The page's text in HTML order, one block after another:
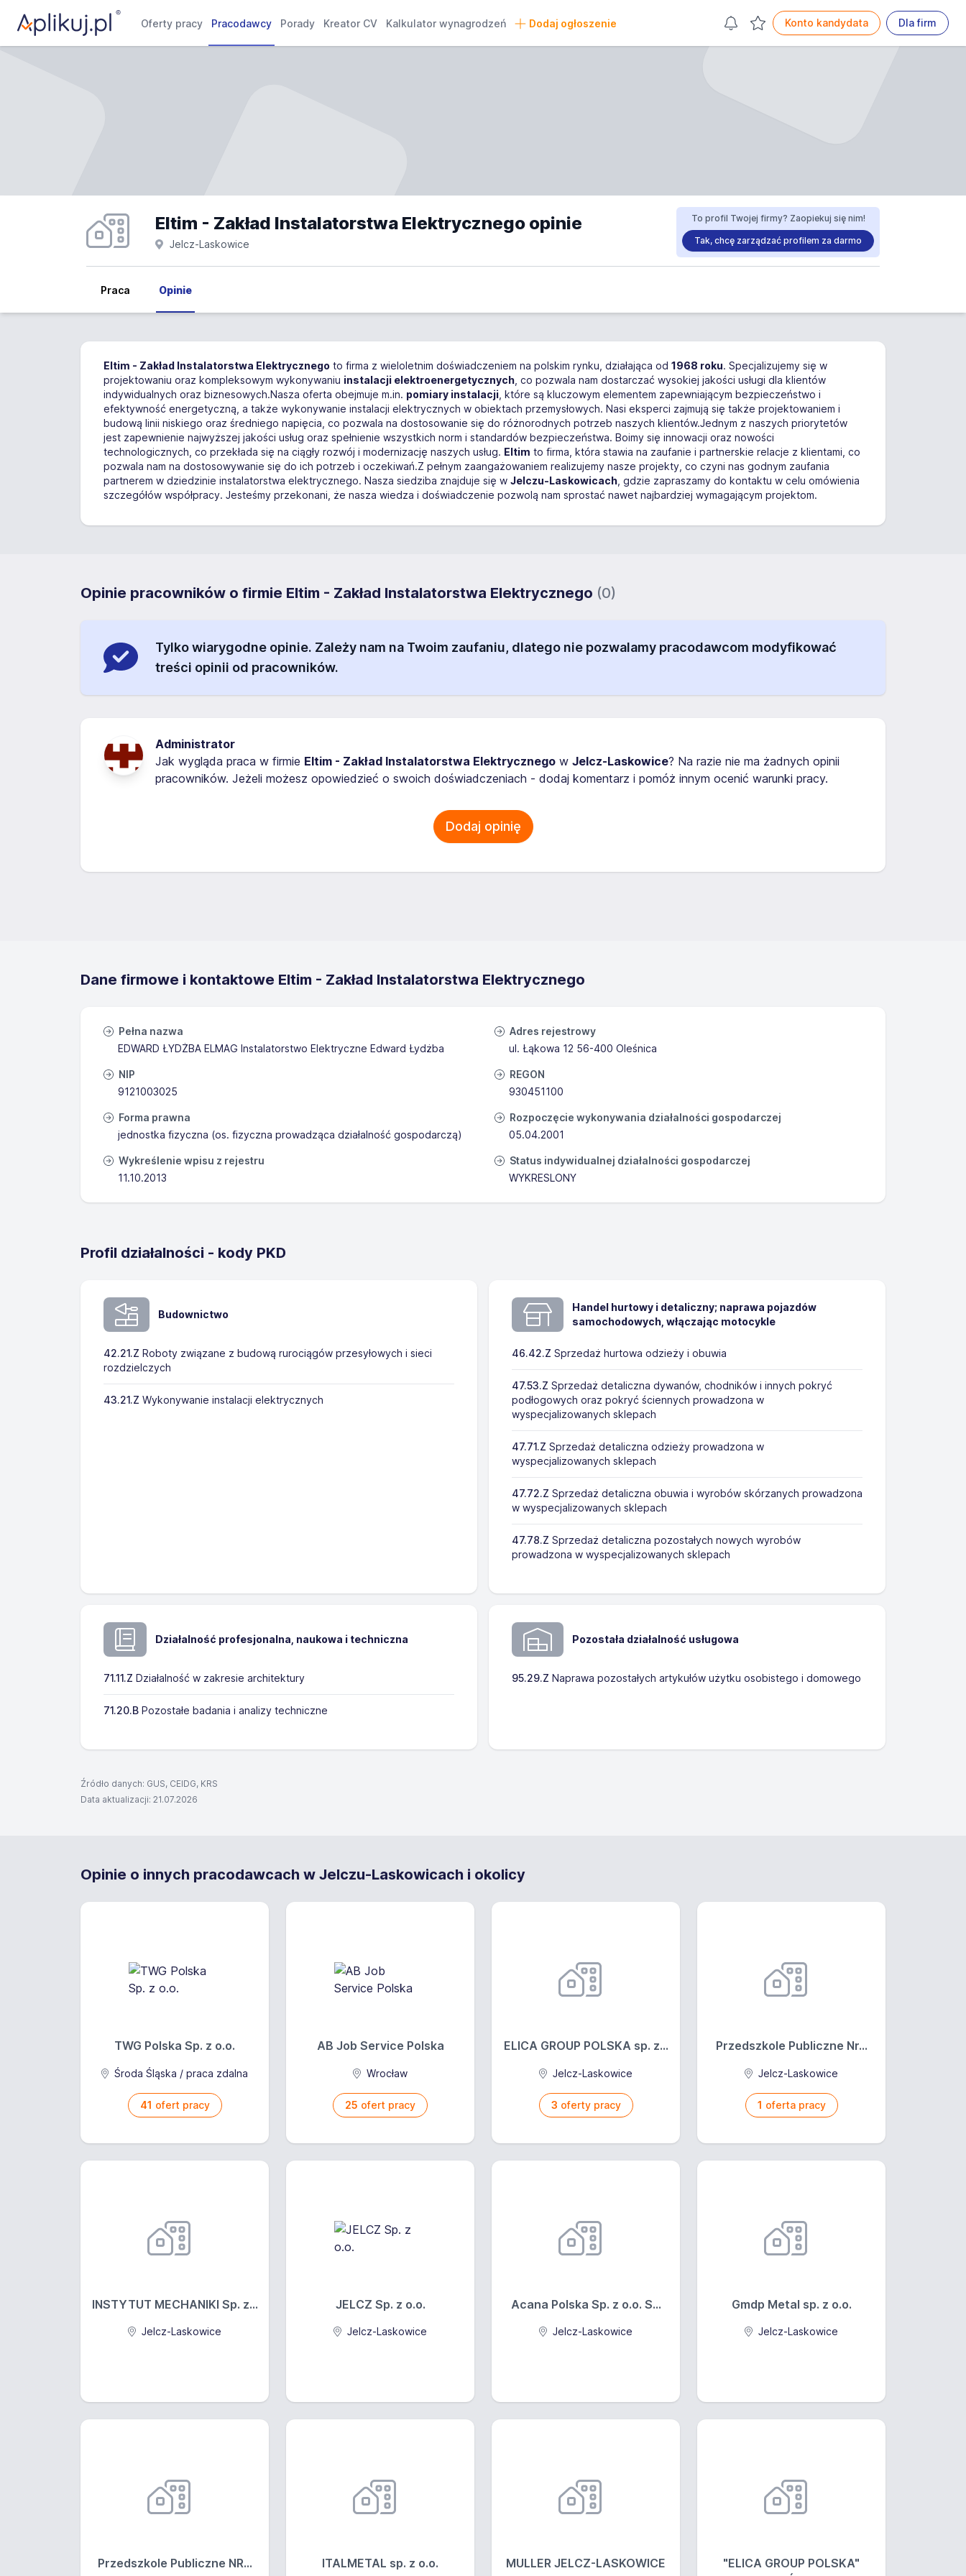
Oferty pracy Pracodawcy Porady Kreator CV Kalkulator wynagrodzeń Dodaj ogłoszenie Konto kandydata Dla firm
Eltim - Zakład Instalatorstwa Elektrycznego opinie
Jelcz-Laskowice
To profil Twojej firmy? Zaopiekuj się nim!
Tak, chcę zarządzać profilem za darmo
Praca Opinie
Eltim - Zakład Instalatorstwa Elektrycznego to firma z wieloletnim doświadczeniem na polskim rynku, działająca od 1968 roku. Specjalizujemy się w
projektowaniu oraz kompleksowym wykonywaniu instalacji elektroenergetycznych , co pozwala nam dostarczać wysokiej jakości usługi dla klientów
indywidualnych oraz biznesowych.Nasza oferta obejmuje m.in. pomiary instalacji , które są kluczowym elementem zapewniającym bezpieczeństwo i
efektywność energetyczną, a także wykonywanie instalacji elektrycznych w obiektach przemysłowych. Nasi eksperci zajmują się także projektowaniem i
budową linii niskiego oraz średniego napięcia, co pozwala na dostosowanie się do różnorodnych potrzeb naszych klientów.Jednym z naszych priorytetów
jest zapewnienie najwyższej jakości usług oraz spełnienie wszystkich norm i standardów bezpieczeństwa. Boimy się innowacji oraz nowości
technologicznych, co przekłada się na ciągły rozwój i modernizację naszych usług. Eltim to firma, która stawia na zaufanie i partnerskie relacje z klientami, co
pozwala nam na dostosowywanie się do ich potrzeb i oczekiwań.Z pełnym zaangażowaniem realizujemy nasze projekty, co czyni nas godnym zaufania
partnerem w dziedzinie instalatorstwa elektrycznego. Nasza siedziba znajduje się w Jelczu-Laskowicach , gdzie zapraszamy do kontaktu w celu omówienia
szczegółów współpracy. Jesteśmy przekonani, że nasza wiedza i doświadczenie pozwolą nam sprostać nawet najbardziej wymagającym projektom.
Opinie pracowników o firmie Eltim - Zakład Instalatorstwa Elektrycznego (0)
Tylko wiarygodne opinie. Zależy nam na Twoim zaufaniu, dlatego nie pozwalamy pracodawcom modyfikować
treści opinii od pracowników.
Administrator
Jak wygląda praca w firmie Eltim - Zakład Instalatorstwa Elektrycznego w Jelcz-Laskowice? Na razie nie ma żadnych opinii
pracowników. Jeżeli możesz opowiedzieć o swoich doświadczeniach - dodaj komentarz i pomóż innym ocenić warunki pracy.
Dodaj opinię
Dane firmowe i kontaktowe Eltim - Zakład Instalatorstwa Elektrycznego
Pełna nazwa
EDWARD ŁYDŻBA ELMAG Instalatorstwo Elektryczne Edward Łydżba
Adres rejestrowy
ul. Łąkowa 12 56-400 Oleśnica
NIP
9121003025
REGON
930451100
Forma prawna
jednostka fizyczna (os. fizyczna prowadząca działalność gospodarczą)
Rozpoczęcie wykonywania działalności gospodarczej
05.04.2001
Wykreślenie wpisu z rejestru
11.10.2013
Status indywidualnej działalności gospodarczej
WYKRESLONY
Profil działalności - kody PKD
Budownictwo
42.21.Z Roboty związane z budową rurociągów przesyłowych i sieci
rozdzielczych
43.21.Z Wykonywanie instalacji elektrycznych
Handel hurtowy i detaliczny; naprawa pojazdów
samochodowych, włączając motocykle
46.42.Z Sprzedaż hurtowa odzieży i obuwia
47.53.Z Sprzedaż detaliczna dywanów, chodników i innych pokryć
podłogowych oraz pokryć ściennych prowadzona w
wyspecjalizowanych sklepach
47.71.Z Sprzedaż detaliczna odzieży prowadzona w
wyspecjalizowanych sklepach
47.72.Z Sprzedaż detaliczna obuwia i wyrobów skórzanych prowadzona
w wyspecjalizowanych sklepach
47.78.Z Sprzedaż detaliczna pozostałych nowych wyrobów
prowadzona w wyspecjalizowanych sklepach
Działalność profesjonalna, naukowa i techniczna
71.11.Z Działalność w zakresie architektury
71.20.B Pozostałe badania i analizy techniczne
Pozostała działalność usługowa
95.29.Z Naprawa pozostałych artykułów użytku osobistego i domowego
Źródło danych: GUS, CEIDG, KRS
Data aktualizacji: 21.07.2026
Opinie o innych pracodawcach w Jelczu-Laskowicach i okolicy
TWG Polska Sp. z o.o.
Środa Śląska / praca zdalna
41 ofert pracy
AB Job Service Polska
Wrocław
25 ofert pracy
ELICA GROUP POLSKA sp. z...
Jelcz-Laskowice
3 oferty pracy
Przedszkole Publiczne Nr...
Jelcz-Laskowice
1 oferta pracy
INSTYTUT MECHANIKI Sp. z...
Jelcz-Laskowice
JELCZ Sp. z o.o.
Jelcz-Laskowice
Acana Polska Sp. z o.o. S...
Jelcz-Laskowice
Gmdp Metal sp. z o.o.
Jelcz-Laskowice
Przedszkole Publiczne NR... ITALMETAL sp. z o.o.
MULLER JELCZ-LASKOWICE
"ELICA GROUP POLSKA"